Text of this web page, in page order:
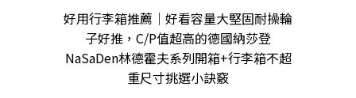
好用行李箱推薦｜好看容量大堅固耐操輪
子好推，C/P值超高的德國納莎登
NaSaDen林德霍夫系列開箱+行李箱不超
重尺寸挑選小訣竅